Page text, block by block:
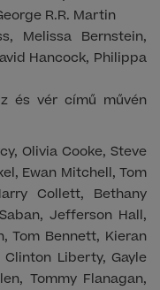
R.R. Martin
Melissa Bernstein,
Hancock, Philippa
és vér című művén
Olivia Cooke, Steve
Ewan Mitchell, Tom
Collett, Bethany
Jefferson Hall,
Tom Bennett, Kieran
Clinton Liberty, Gayle
Tommy Flanagan,